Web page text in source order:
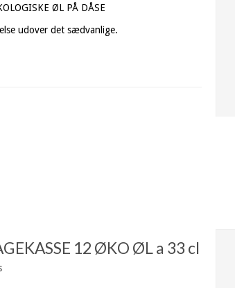
ØL PÅ DÅSE
udover det sædvanlige.
12 ØKO ØL a 33 cl